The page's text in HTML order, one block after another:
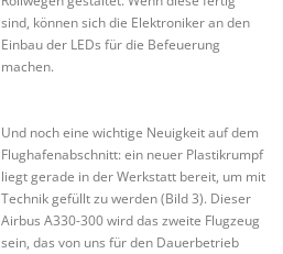
sind, können sich die Elektroniker an den
Einbau der LEDs für die Befeuerung
machen.
Und noch eine wichtige Neuigkeit auf dem
Flughafenabschnitt: ein neuer Plastikrumpf
liegt gerade in der Werkstatt bereit, um mit
Technik gefüllt zu werden (Bild 3). Dieser
Airbus A330-300 wird das zweite Flugzeug
sein, das von uns für den Dauerbetrieb